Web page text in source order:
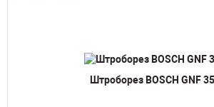
Штроборез BOSCH GNF